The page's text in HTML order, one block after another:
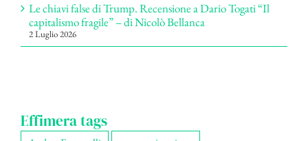
Le chiavi false di Trump. Recensione a Dario Togati “Il
capitalismo fragile” – di Nicolò Bellanca
2 Luglio 2026
Effimera tags